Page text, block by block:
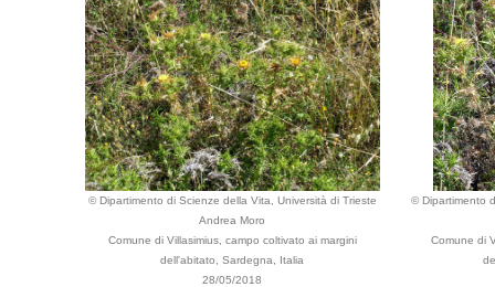
© Dipartimento di Scienze della Vita, Università di Trieste
Andrea Moro
Comune di Villasimius, campo coltivato ai margini
dell'abitato, Sardegna, Italia
28/05/2018
© Dipartimento
Comune di